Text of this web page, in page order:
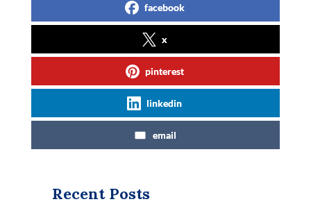
facebook
x
pinterest
linkedin
email
Recent Posts